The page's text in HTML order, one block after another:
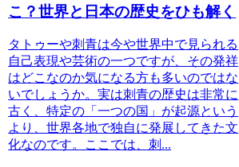
こ？世界と日本の歴史をひも解く
タトゥーや刺青は今や世界中で見られる
自己表現や芸術の一つですが、その発祥
はどこなのか気になる方も多いのではな
いでしょうか。実は刺青の歴史は非常に
古く、特定の「一つの国」が起源という
より、世界各地で独自に発展してきた文
化なのです。ここでは、刺...